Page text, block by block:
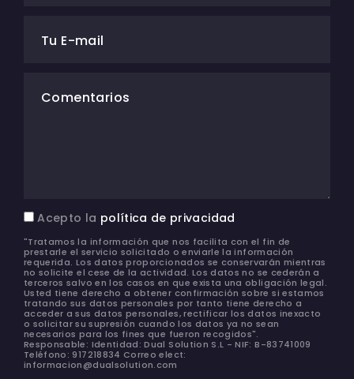
Tu E-mail
Comentarios
Acepto la política de privacidad
"Tratamos la información que nos facilita con el fin de
prestarle el servicio solicitado o enviarle la información
requerida. Los datos proporcionados se conservarán mientras
no solicite el cese de la actividad. Los datos no se cederán a
terceros salvo en los casos en que exista una obligación legal.
Usted tiene derecho a obtener confirmación sobre si estamos
tratando sus datos personales por tanto tiene derecho a
acceder a sus datos personales, rectificar los datos inexacto
o solicitar su supresión cuando los datos ya no sean
necesarios para los fines que fueron recogidos".
Responsable: Identidad: Dual Solution S.L - NIF: B-83741009
Teléfono: 917218834 Correo elect:
informacion@dualsolution.com